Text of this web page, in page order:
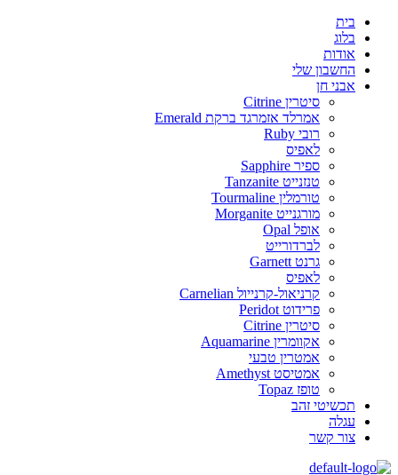
בית
בלוג
אודות
החשבון שלי
אבני חן
סיטרין Citrine
אמרלד אזמרגד ברקת Emerald
רובי Ruby
לאפיס
ספיר Sapphire
טנזנייט Tanzanite
טורמלין Tourmaline
מורגנייט Morganite
אופל Opal
לברדורייט
גרנט Garnett
לאפיס
קרניאול-קרנייול Carnelian
פרידוט Peridot
סיטרין Citrine
אקוומרין Aquamarine
אמטרין טבעי
אמטיסט Amethyst
טופז Topaz
תכשיטי זהב
עגלה
צור קשר